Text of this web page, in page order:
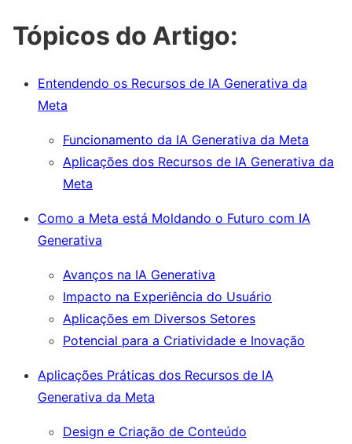
Tópicos do Artigo:
Entendendo os Recursos de IA Generativa da
Meta
Funcionamento da IA Generativa da Meta
Aplicações dos Recursos de IA Generativa da
Meta
Como a Meta está Moldando o Futuro com IA
Generativa
Avanços na IA Generativa
Impacto na Experiência do Usuário
Aplicações em Diversos Setores
Potencial para a Criatividade e Inovação
Aplicações Práticas dos Recursos de IA
Generativa da Meta
Design e Criação de Conteúdo